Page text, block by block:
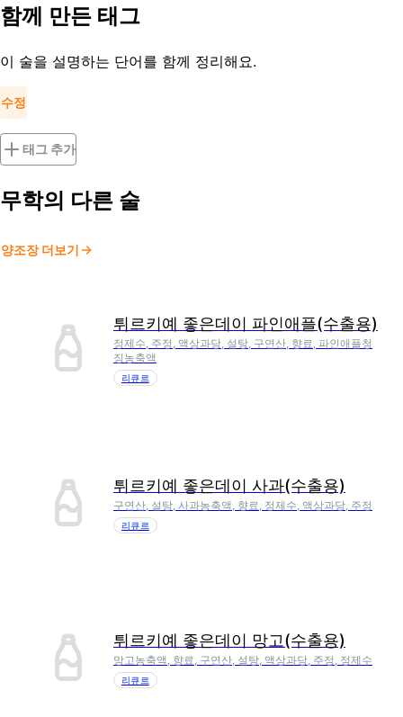
함께 만든 태그
이 술을 설명하는 단어를 함께 정리해요.
수정
태그 추가
무학의 다른 술
양조장 더보기
튀르키예 좋은데이 파인애플(수출용)
정제수, 주정, 액상과당, 설탕, 구연산, 향료, 파인애플청
징농축액
리큐르
튀르키예 좋은데이 사과(수출용)
구연산, 설탕, 사과농축액, 향료, 정제수, 액상과당, 주정
리큐르
튀르키예 좋은데이 망고(수출용)
망고농축액, 향료, 구연산, 설탕, 액상과당, 주정, 정제수
리큐르